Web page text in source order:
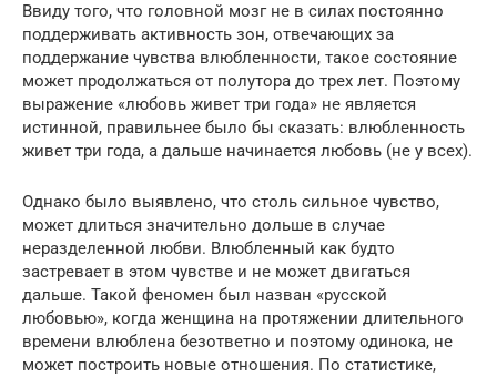
Ввиду того, что головной мозг не в силах постоянно
поддерживать активность зон, отвечающих за
поддержание чувства влюбленности, такое состояние
может продолжаться от полутора до трех лет. Поэтому
выражение «любовь живет три года» не является
истинной, правильнее было бы сказать: влюбленность
живет три года, а дальше начинается любовь (не у всех).
Однако было выявлено, что столь сильное чувство,
может длиться значительно дольше в случае
неразделенной любви. Влюбленный как будто
застревает в этом чувстве и не может двигаться
дальше. Такой феномен был назван «русской
любовью», когда женщина на протяжении длительного
времени влюблена безответно и поэтому одинока, не
может построить новые отношения. По статистике,